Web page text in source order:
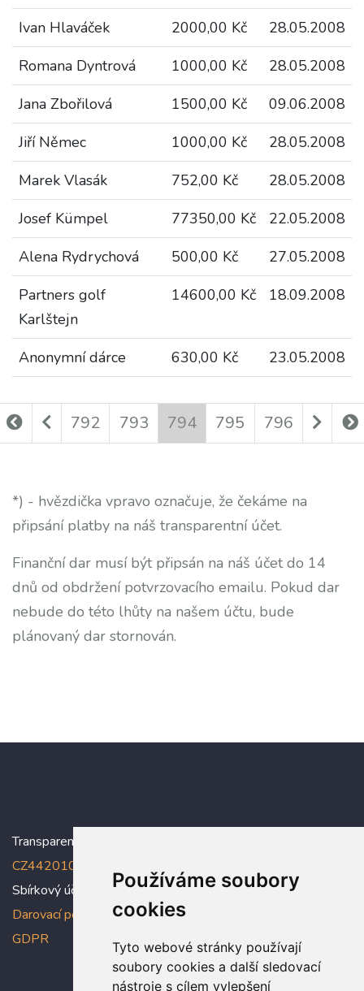
Používáme soubory
cookies
Tyto webové stránky používají
soubory cookies a další sledovací
nástroje s cílem vylepšení
Ivan Hlaváček
2000,00 Kč
28.05.2008
Romana Dyntrová
1000,00 Kč
28.05.2008
Jana Zbořilová
1500,00 Kč
09.06.2008
Jiří Němec
1000,00 Kč
28.05.2008
Marek Vlasák
752,00 Kč
28.05.2008
Josef Kümpel
77350,00 Kč
22.05.2008
Alena Rydrychová
500,00 Kč
27.05.2008
Partners golf
Karlštejn
14600,00 Kč 18.09.2008
Anonymní dárce 630,00 Kč 23.05.2008
792 793 794 795 796
*) - hvězdička vpravo označuje, že čekáme na
připsání platby na náš transparentní účet.
Finanční dar musí být připsán na náš účet do 14
dnů od obdržení potvrzovacího emailu. Pokud dar
nebude do této lhůty na našem účtu, bude
plánovaný dar stornován.
Transparentní účet:
CZ4420100000005005005006
Sbírkový účet: 5005005022/2010
Darovací podmínky,Prohlášení o ochraně osobních údajů dle
GDPR